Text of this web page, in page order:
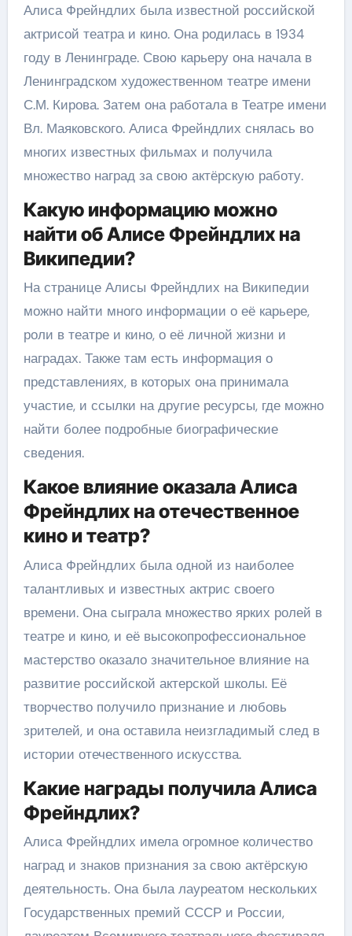
Алиса Фрейндлих была известной российской
актрисой театра и кино. Она родилась в 1934
году в Ленинграде. Свою карьеру она начала в
Ленинградском художественном театре имени
С.М. Кирова. Затем она работала в Театре имени
Вл. Маяковского. Алиса Фрейндлих снялась во
многих известных фильмах и получила
множество наград за свою актёрскую работу.
Какую информацию можно
найти об Алисе Фрейндлих на
Википедии?
На странице Алисы Фрейндлих на Википедии
можно найти много информации о её карьере,
роли в театре и кино, о её личной жизни и
наградах. Также там есть информация о
представлениях, в которых она принимала
участие, и ссылки на другие ресурсы, где можно
найти более подробные биографические
сведения.
Какое влияние оказала Алиса
Фрейндлих на отечественное
кино и театр?
Алиса Фрейндлих была одной из наиболее
талантливых и известных актрис своего
времени. Она сыграла множество ярких ролей в
театре и кино, и её высокопрофессиональное
мастерство оказало значительное влияние на
развитие российской актерской школы. Её
творчество получило признание и любовь
зрителей, и она оставила неизгладимый след в
истории отечественного искусства.
Какие награды получила Алиса
Фрейндлих?
Алиса Фрейндлих имела огромное количество
наград и знаков признания за свою актёрскую
деятельность. Она была лауреатом нескольких
Государственных премий СССР и России,